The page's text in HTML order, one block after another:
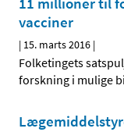
vacciner
| 15. marts 2016 |
Folketingets
forskning i mulige